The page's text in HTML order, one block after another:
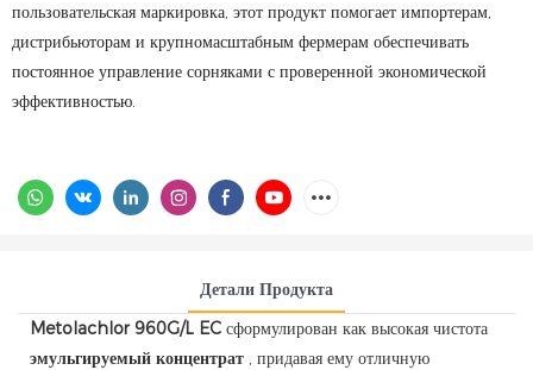
пользовательская маркировка, этот продукт помогает импортерам,
дистрибьюторам и крупномасштабным фермерам обеспечивать
постоянное управление сорняками с проверенной экономической
эффективностью.
Детали Продукта
Metolachlor 960G/L EC сформулирован как высокая чистота
эмульгируемый концентрат , придавая ему отличную